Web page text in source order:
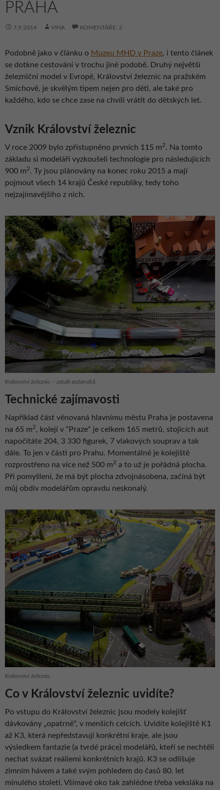
PRAHA
7.9.2014 VIHA KOMENTÁŘE: 2
Podobně jako v článku o Muzeu MHD v Praze, i tento článek
se dotkne cestování v trochu jiné podobě. Druhý největší
železniční model v Evropě, Království železnic na pražském
Smíchově, je skvělým tipem nejen pro děti, ale také pro
každého, kdo se chce zase na chvíli vrátit do dětských let.
Vznik Království železnic
V roce 2009 bylo zpřístupněno prvních 115 m2. Na tomto
základu si modeláři vyzkoušeli technologie pro následujících
900 m2. Ty jsou plánovány na konec roku 2015 a mají
pojmout všech 14 krajů České republiky, tedy toho
nejzajímavějšího z nich.
Království železnic – zásah požárníků
Technické zajímavosti
Například část věnovaná hlavnímu městu Praha je postavena
na 65 m2, kolejí v “Praze“ je celkem 165 metrů, stojících aut
napočítáte 204, 3 330 figurek, 7 vlakových souprav a tak
dále. To jen v části pro Prahu. Momentálně je kolejiště
rozprostřeno na více než 500 m2 a to už je pořádná plocha.
Při pomyšlení, že má být plocha zdvojnásobena, začíná být
můj obdiv modelářům opravdu neskonalý.
Království železnic
Co v Království železnic uvidíte?
Po vstupu do Království železnic jsou modely kolejišť
dávkovány „opatrně“, v menších celcích. Uvidíte kolejiště K1
až K3, která nepředstavují konkrétní kraje, ale jsou
výsledkem fantazie (a tvrdé práce) modelářů, kteří se nechtěli
nechat svázat reáliemi konkrétních krajů. K3 se odlišuje
zimním hávem a také svým pohledem do časů 80. let
minulého století. Všímavé oko tak zahlédne třeba veksláka na